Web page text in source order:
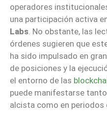
operadores
una participación activa
Labs . No obstante, las
órdenes sugieren que
ha sido impulsado en
de posiciones y la
el entorno de las
puede manifestarse
alcista como en periodos